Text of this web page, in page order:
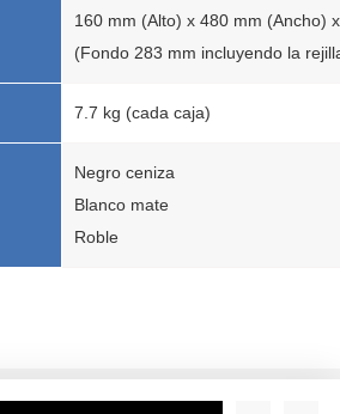
160 mm (Alto) x 480 mm (Ancho)
(Fondo 283 mm incluyendo la
7.7 kg (cada caja)
Negro ceniza
Blanco mate
Roble